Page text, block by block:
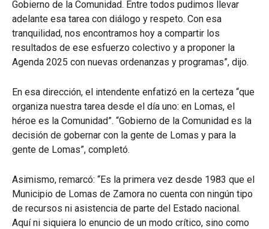
Gobierno de la Comunidad. Entre todos pudimos llevar
adelante esa tarea con diálogo y respeto. Con esa
tranquilidad, nos encontramos hoy a compartir los
resultados de ese esfuerzo colectivo y a proponer la
Agenda 2025 con nuevas ordenanzas y programas”, dijo.
En esa dirección, el intendente enfatizó en la certeza “que
organiza nuestra tarea desde el día uno: en Lomas, el
héroe es la Comunidad”. “Gobierno de la Comunidad es la
decisión de gobernar con la gente de Lomas y para la
gente de Lomas”, completó.
Asimismo, remarcó: “Es la primera vez desde 1983 que el
Municipio de Lomas de Zamora no cuenta con ningún tipo
de recursos ni asistencia de parte del Estado nacional.
Aquí ni siquiera lo enuncio de un modo crítico, sino como